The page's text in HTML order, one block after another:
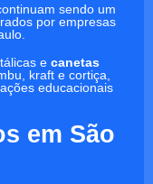
sendo um
por empresas
e canetas
kraft e cortiça,
educacionais
em São